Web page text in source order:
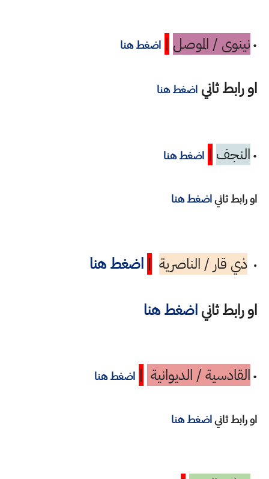
• نينوى / الموصل | اضغط هنا
او رابط ثاني اضغط هنا
• النجف | اضغط هنا
او رابط ثانياضغط هنا
• ذي قار / الناصرية | اضغط هنا
او رابط ثانياضغط هنا
• القادسية / الديوانية | اضغط هنا
او رابط ثانياضغط هنا